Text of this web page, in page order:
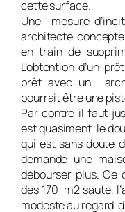
cette surface.
Une mesure
architecte
en train de
L’obtention d’un
prêt avec un
pourrait être une
Par contre il faut
est quasiment le
qui est sans doute
demande une
débourser plus. Ce
des 170 m2 saute,
modeste au regard